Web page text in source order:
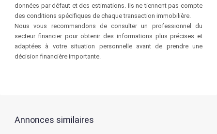
données par défaut et des estimations. Ils ne tiennent pas compte
des conditions spécifiques de chaque transaction immobilière.
Nous vous recommandons de consulter un professionnel du
secteur financier pour obtenir des informations plus précises et
adaptées à votre situation personnelle avant de prendre une
décision financière importante.
Annonces similaires